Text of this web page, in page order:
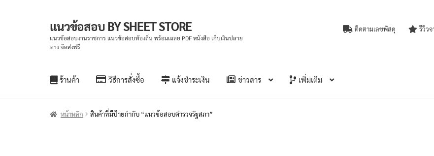
Skip
to
navigation
Skip
to
content
แนวข้อสอบ BY SHEET STORE
แนวข้อสอบงานราชการ แนวข้อสอบท้องถิ่น พร้อมเฉลย PDF หนังสือ เก็บเงินปลาย
ทาง จัดส่งฟรี
ติดตามเลขพัสดุ รีวิว
ร้านค้า วิธีการสั่งซื้อ แจ้งชำระเงิน ข่าวสาร เพิ่มเติม
หน้าหลัก สินค้าที่มีป้ายกำกับ “แนวข้อสอบตำรวจรัฐสภา”